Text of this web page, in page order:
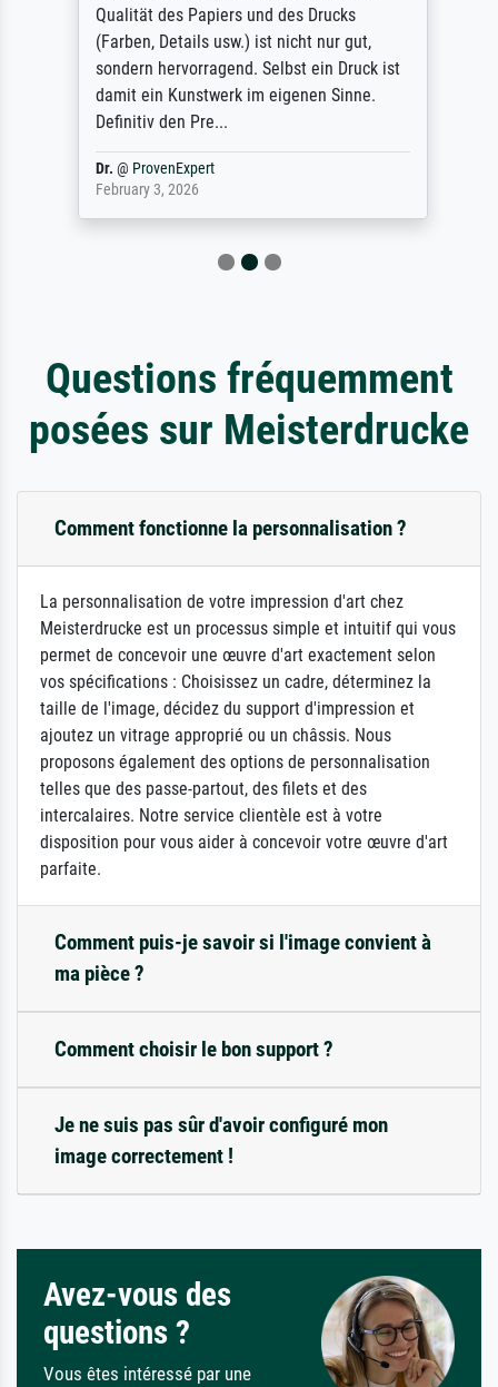
Qualität des Papiers und des Drucks
(Farben, Details usw.) ist nicht nur gut,
sondern hervorragend. Selbst ein Druck ist
damit ein Kunstwerk im eigenen Sinne.
Definitiv den Pre...
Dr.@ ProvenExpert
February 3, 2026
Questions fréquemment
posées sur Meisterdrucke
Comment fonctionne la personnalisation ?
La personnalisation de votre impression d'art chez
Meisterdrucke est un processus simple et intuitif qui vous
permet de concevoir une œuvre d'art exactement selon
vos spécifications : Choisissez un cadre, déterminez la
taille de l'image, décidez du support d'impression et
ajoutez un vitrage approprié ou un châssis. Nous
proposons également des options de personnalisation
telles que des passe-partout, des filets et des
intercalaires. Notre service clientèle est à votre
disposition pour vous aider à concevoir votre œuvre d'art
parfaite.
Comment puis-je savoir si l'image convient à
ma pièce ?
Comment choisir le bon support ?
Je ne suis pas sûr d'avoir configuré mon
image correctement !
Avez-vous des
questions ?
Vous êtes intéressé par une